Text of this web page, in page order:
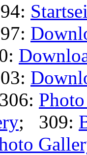
; 309: